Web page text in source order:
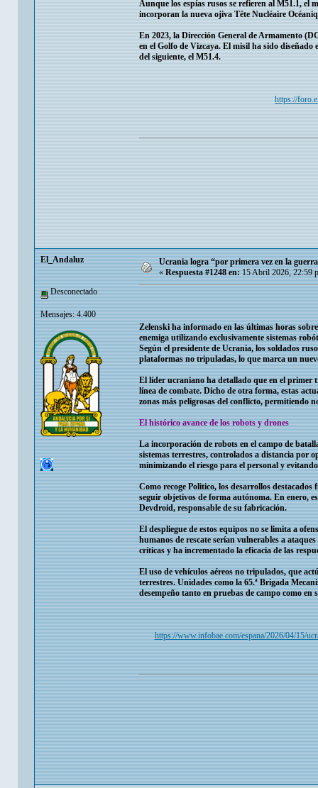
Aunque los espías rusos se refieren al M51.1, el
incorporan la nueva ojiva Tête Nucléaire
En 2023, la Dirección General de Armamento
en el Golfo de Vizcaya. El misil ha sido diseñado
del siguiente, el M51.4.
https://
El_Andaluz
Desconectado
Mensajes: 4.400
Ucrania logra “por primera vez en la
«Respuesta #1248 en:15 Abril 2026, 22:59
Zelenski ha informado en las últimas horas
enemiga utilizando exclusivamente sistemas
Según el presidente de Ucrania, los soldados
plataformas no tripuladas, lo que marca un
El líder ucraniano ha detallado que en el primer
línea de combate. Dicho de otra forma, estas
zonas más peligrosas del conflicto, permitiendo
El histórico avance de los robots y drones
La incorporación de robots en el campo de
sistemas terrestres, controlados a distancia por
minimizando el riesgo para el personal y
Como recoge Politico, los desarrollos
seguir objetivos de forma autónoma. En enero,
Devdroid, responsable de su fabricación.
El despliegue de estos equipos no se limita a
humanos de rescate serían vulnerables a
críticas y ha incrementado la eficacia de las
El uso de vehículos aéreos no tripulados, que
terrestres. Unidades como la 65.ª Brigada
desempeño tanto en pruebas de campo como en
https://www.infobae.com/espana/2026/04/15/